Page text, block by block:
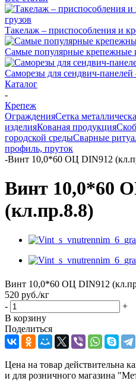
Такелаж – приспособления и
Самые популярные крепежные
Саморезы для сендвич-
Каталог
-
Крепеж
ОгражденияСетка
изделияКованая продукция
городской средыСварные
профиль, пруток
-Винт 10,0*60 ОЦ DIN912
Винт 10,0*60
(кл.пр.8.8)
Винт 10,0*60 ОЦ DIN912
520 руб./кг
-
+
В корзину
Поделиться
Цена на товар действительна
и для розничного магазина